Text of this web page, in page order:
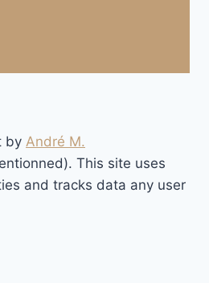
by André M.
This site uses
and tracks data any user